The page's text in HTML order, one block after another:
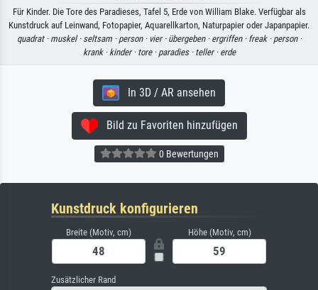
Für Kinder. Die Tore des Paradieses, Tafel 5, Erde von William Blake. Verfügbar als
Kunstdruck auf Leinwand, Fotopapier, Aquarellkarton, Naturpapier oder Japanpapier.
quadrat · muskel · seltsam · person · vier · übergeben · ergriffen · freak · person ·
krank · kinder · tore · paradies · teller · erde
In 3D / AR ansehen
Bild zu Favoriten hinzufügen
0 Bewertungen
Kunstdruck konfigurieren
Breite (Motiv, cm) Höhe (Motiv, cm)
Zusätzlicher Rand